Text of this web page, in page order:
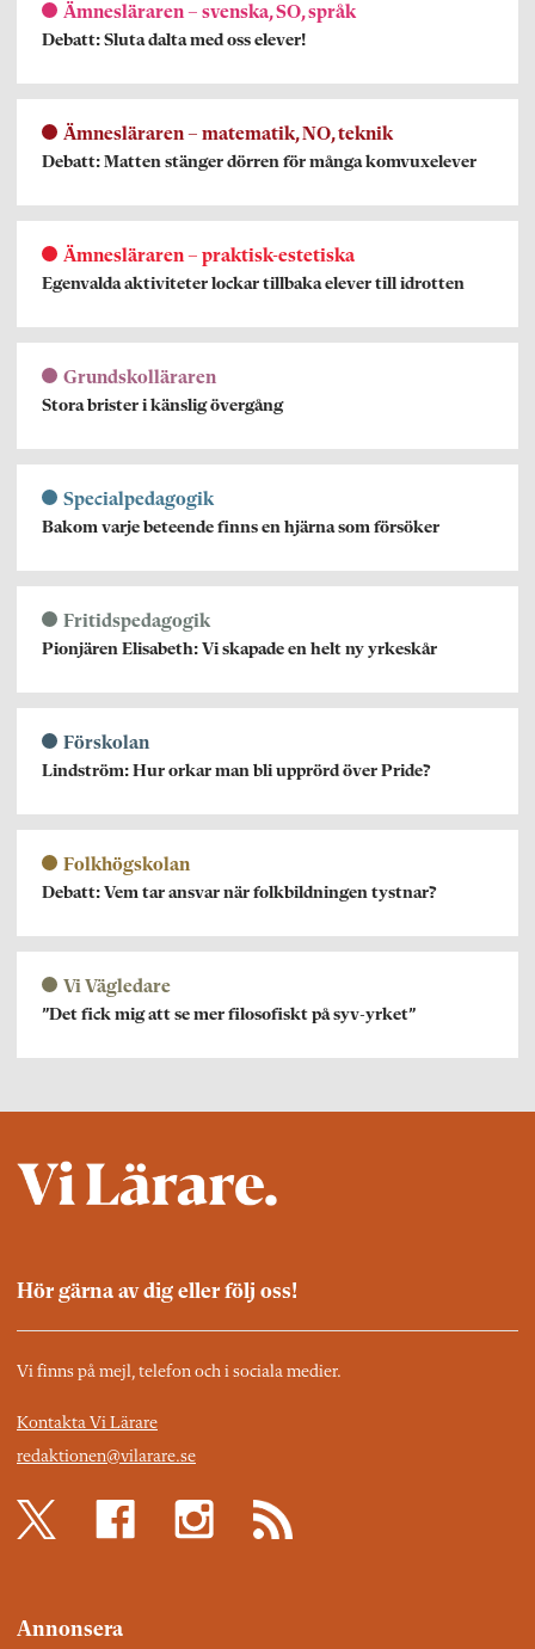
Ämnesläraren – svenska, SO, språk
Debatt: Sluta dalta med oss elever!
Ämnesläraren – matematik, NO, teknik
Debatt: Matten stänger dörren för många komvuxelever
Ämnesläraren – praktisk-estetiska
Egenvalda aktiviteter lockar tillbaka elever till idrotten
Grundskolläraren
Stora brister i känslig övergång
Specialpedagogik
Bakom varje beteende finns en hjärna som försöker
Fritidspedagogik
Pionjären Elisabeth: Vi skapade en helt ny yrkeskår
Förskolan
Lindström: Hur orkar man bli upprörd över Pride?
Folkhögskolan
Debatt: Vem tar ansvar när folkbildningen tystnar?
Vi Vägledare
”Det fick mig att se mer filosofiskt på syv-yrket”
Hör gärna av dig eller följ oss!
Vi finns på mejl, telefon och i sociala medier.
Kontakta Vi Lärare
redaktionen@vilarare.se
Annonsera